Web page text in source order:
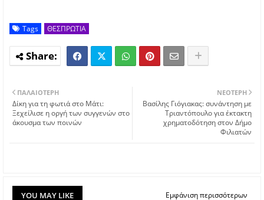
Tags ΘΕΣΠΡΩΤΙΑ
ΝΕΌΤΕΡΗ
Βασίλης Γιόγιακας: συνάντηση με
Τριαντόπουλο για έκτακτη
χρηματοδότηση στον Δήμο
Φιλιατών
ΠΑΛΑΙΌΤΕΡΗ
Δίκη για τη φωτιά στο Μάτι:
Ξεχείλισε η οργή των συγγενών στο
άκουσμα των ποινών
YOU MAY LIKE Εμφάνιση περισσότερων